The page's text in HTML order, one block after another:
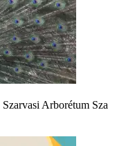
Arborétum Sza